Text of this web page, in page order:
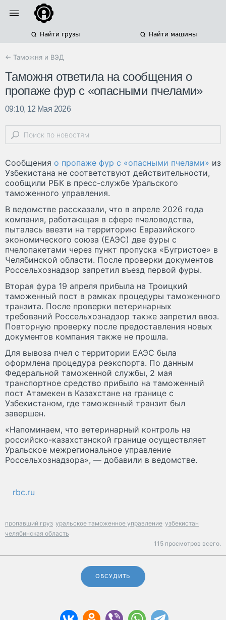
Найти грузы Найти машины
← Таможня и ВЭД
Таможня ответила на сообщения о
пропаже фур с «опасными пчелами»
09:10, 12 Мая 2026
Сообщения о пропаже фур с «опасными пчелами» из
Узбекистана не соответствуют действительности,
сообщили РБК в пресс-службе Уральского
таможенного управления.
В ведомстве рассказали, что в апреле 2026 года
компания, работающая в сфере пчеловодства,
пыталась ввезти на территорию Евразийского
экономического союза (ЕАЭС) две фуры с
пчелопакетами через пункт пропуска «Бугристое» в
Челябинской области. После проверки документов
Россельхознадзор запретил въезд первой фуры.
Вторая фура 19 апреля прибыла на Троицкий
таможенный пост в рамках процедуры таможенного
транзита. После проверки ветеринарных
требований Россельхознадзор также запретил ввоз.
Повторную проверку после предоставления новых
документов компания также не прошла.
Для вывоза пчел с территории ЕАЭС была
оформлена процедура реэкспорта. По данным
Федеральной таможенной службы, 2 мая
транспортное средство прибыло на таможенный
пост Атамекен в Казахстане на границе с
Узбекистаном, где таможенный транзит был
завершен.
«Напоминаем, что ветеринарный контроль на
российско-казахстанской границе осуществляет
Уральское межрегиональное управление
Россельхознадзора», — добавили в ведомстве.
rbc.ru
пропавший груз уральское таможенное управление узбекистан
челябинская область
115 просмотров всего.
ОБСУДИТЬ